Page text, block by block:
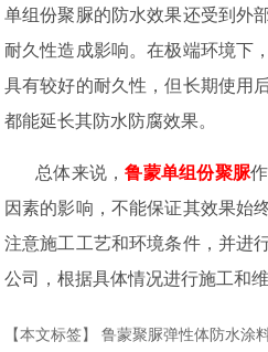
单组份聚脲的防水效果还受到外
耐久性造成影响。在极端环境下
具有较好的耐久性，但长期使用
都能延长其防水防腐效果。
总体来说，鲁蒙单组份聚脲
因素的影响，不能保证其效果始
注意施工工艺和环境条件，并进
公司，根据具体情况进行施工和维
【本文标签】 鲁蒙聚脲弹性体防水涂